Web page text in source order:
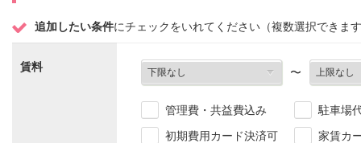
追加したい条件にチェックをいれてください（複数選択できま
賃料 〜
管理費・共益費込み
駐車場
初期費用カード決済可
家賃カ